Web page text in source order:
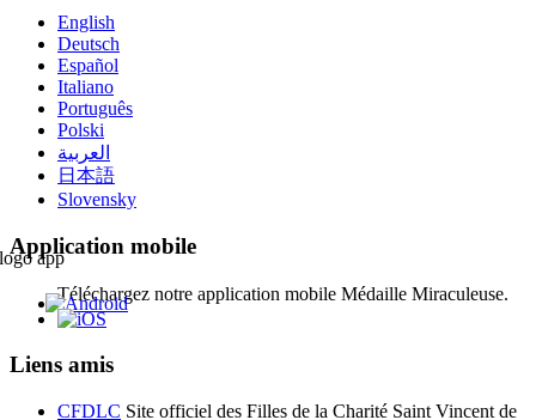
English
Deutsch
Español
Italiano
Português
Polski
العربية
日本語
Slovensky
Application mobile
Téléchargez notre application mobile Médaille Miraculeuse.
Liens amis
CFDLC Site officiel des Filles de la Charité Saint Vincent de